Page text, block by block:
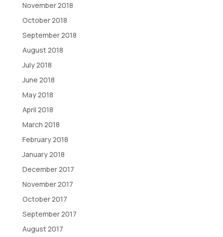
November 2018
October 2018
September 2018
August 2018
July 2018
June 2018
May 2018
April 2018
March 2018
February 2018
January 2018
December 2017
November 2017
October 2017
September 2017
August 2017